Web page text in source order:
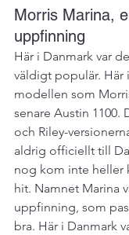
Morris Marina,
uppfinning
Här i Danmark var
väldigt populär. Här
modellen som
senare Austin 1100.
och Riley-
aldrig officiellt till
nog kom inte heller
hit. Namnet Marina
uppfinning, som
bra. Här i Danmark